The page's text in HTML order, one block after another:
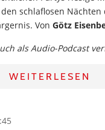
schlaflosen Nächten
Von Götz
als Audio-Podcast
WEITERLESEN